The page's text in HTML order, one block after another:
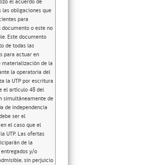
el acuerdo de
obligaciones que
para
documento o este no
Este documento
de todas las
para actuar en
materialización de la
la operatoria del
la UTP por escritura
el artículo 48 del
simultáneamente de
de independencia
ser el
el caso que el
UTP. Las ofertas
de la
y/o
sin perjuicio